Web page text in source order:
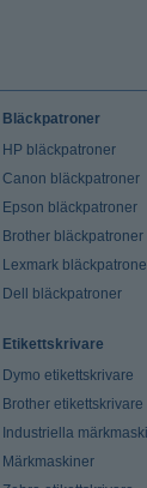
Bläckpatroner
HP bläckpatroner
Canon bläckpatroner
Epson bläckpatroner
Brother bläckpatroner
Lexmark
Dell bläckpatroner
Etikettskrivare
Dymo etikettskrivare
Brother etikettskrivare
Industriella
Märkmaskiner